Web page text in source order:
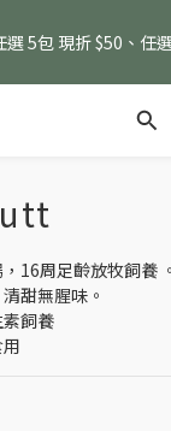
商品除外)
5包 現折 $50、任
滴雞精1包、$6000
16周足齡放牧飼養 。
甜無腥味。
飼養